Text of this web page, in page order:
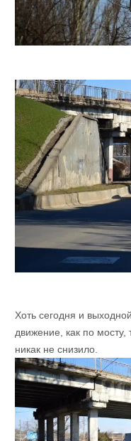
Хоть сегодня и
движение, как по мосту,
никак не снизило.